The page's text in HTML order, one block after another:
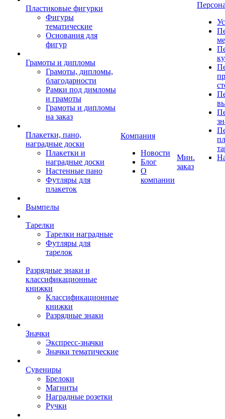
Пластиковые фигурки
Фигуры
тематические
Основания для
фигур
Грамоты и дипломы
Грамоты, дипломы,
благодарности
Рамки под димломы
и грамоты
Грамоты и дипломы
на заказ
Плакетки, пано,
наградные доски
Плакетки и
наградные доски
Настенные пано
Футляры для
плакеток
Вымпелы
Тарелки
Тарелки наградные
Футляры для
тарелок
Разрядные знаки и
классификационные
книжки
Классификационные
книжки
Разрядные знаки
Значки
Экспресс-значки
Значки тематические
Сувениры
Брелоки
Магниты
Наградные розетки
Ручки
Компания
Новости
Блог
О
компании
Мин.
заказ